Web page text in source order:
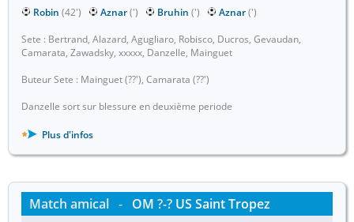
Robin (42') Aznar(') Bruhin (') Aznar(')
Sete : Bertrand, Alazard, Agugliaro, Robisco, Ducros, Gevaudan,
Camarata, Zawadsky, xxxxx, Danzelle, Mainguet
Buteur Sete : Mainguet (??'), Camarata (??')
Danzelle sort sur blessure en deuxième periode
Plus d'infos
Match amical - OM ?-? US Saint Tropez